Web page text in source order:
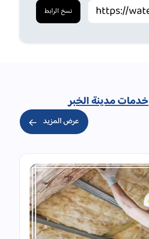
نسخ الرابط
خدمات مدينة الخبر
عرض المزيد